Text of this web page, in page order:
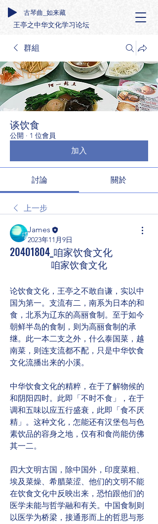
古琴曲_如来藏
王亭之中华文化学习论坛
群組
谈饮食
公開 · 1 位會員
加入
討論 關於
上一步
James
2023年11月9日
20401804_咱家饮食文化
咱家饮食文化
论饮食文化，王亭之不敢自谦，实以中
国为第一。支流有二，南系为日本的和
食，北系为辽东的高丽食制。至于如今
朝鲜半岛的食制，则为高丽食制的承
继。此一本二支之外，什么泰国菜，越
南菜，则连支流都不配，只是中华饮食
文化流播出来的小溪。
中华饮食文化的精粹，在于了解物候的
和阴阳四时。此即「不时不食」，在于
调和五味以应五行盛衰，此即「食不厌
精」。这种文化，怎能还有汉堡包与色
素饮品的容身之地，仅有和食尚能仿佛
其一二。
四大文明古国，除中国外，印度菜粗、
埃及菜燥、希腊菜涩、他们的文明不能
在饮食文化中反映出来，恐怕跟他们的
医学未能与哲学融和有关。中国食制则
以医学为桥梁，接通形而上的哲思与形